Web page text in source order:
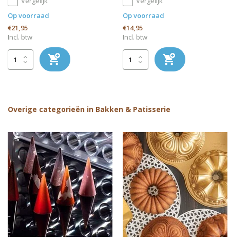
Op voorraad
€21,95
Incl. btw
Op voorraad
€14,95
Incl. btw
Overige categorieën in Bakken & Patisserie